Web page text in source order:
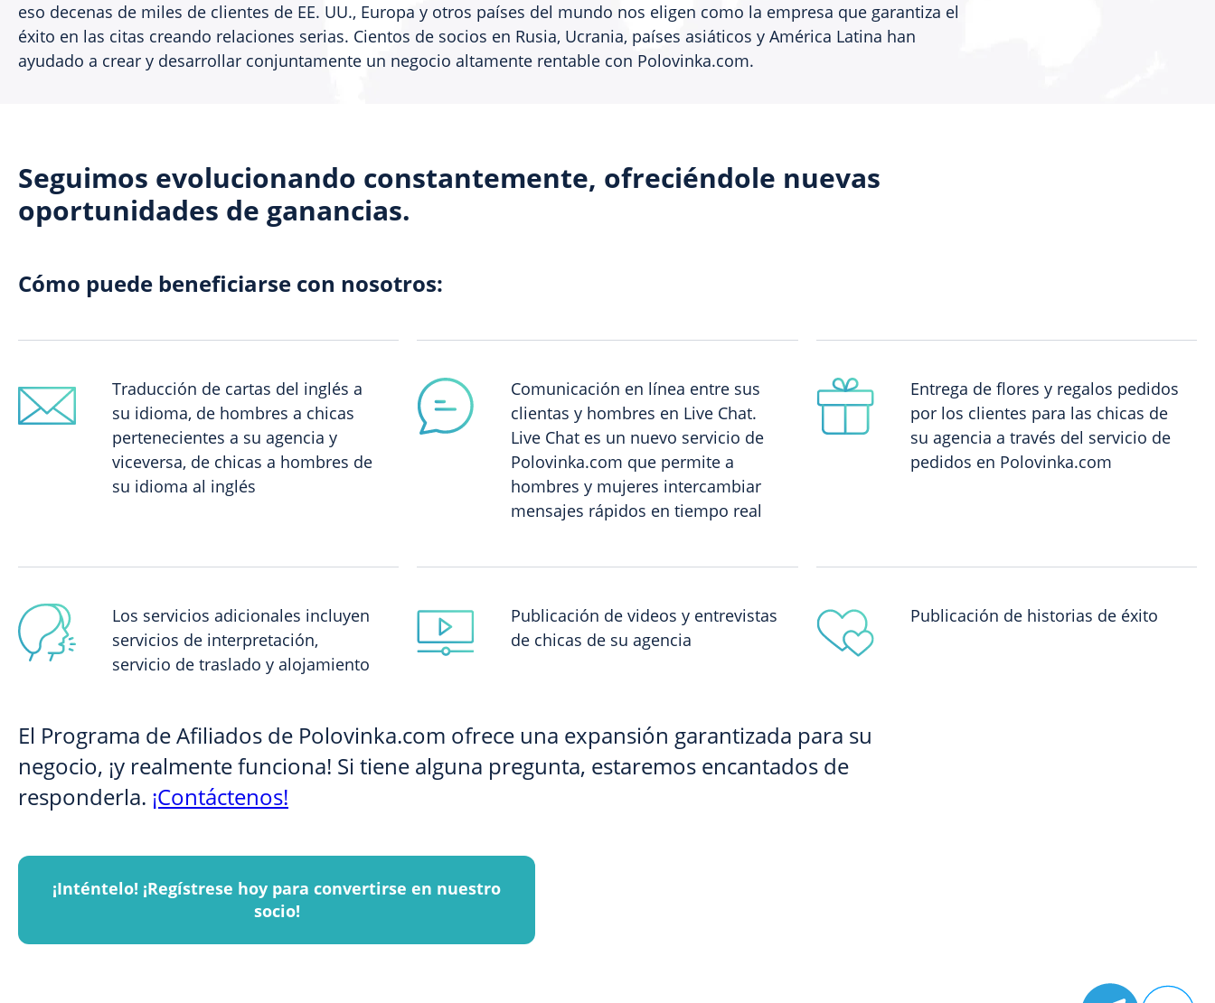
eso decenas de miles de clientes de EE. UU., Europa y otros países del mundo nos eligen como la empresa que garantiza el
éxito en las citas creando relaciones serias. Cientos de socios en Rusia, Ucrania, países asiáticos y América Latina han
ayudado a crear y desarrollar conjuntamente un negocio altamente rentable con Polovinka.com.
Seguimos evolucionando constantemente, ofreciéndole nuevas
oportunidades de ganancias.
Cómo puede beneficiarse con nosotros:
Traducción de cartas del inglés a
su idioma, de hombres a chicas
pertenecientes a su agencia y
viceversa, de chicas a hombres de
su idioma al inglés
Comunicación en línea entre sus
clientas y hombres en Live Chat.
Live Chat es un nuevo servicio de
Polovinka.com que permite a
hombres y mujeres intercambiar
mensajes rápidos en tiempo real
Entrega de flores y regalos pedidos
por los clientes para las chicas de
su agencia a través del servicio de
pedidos en Polovinka.com
Los servicios adicionales incluyen
servicios de interpretación,
servicio de traslado y alojamiento
Publicación de videos y entrevistas
de chicas de su agencia
Publicación de historias de éxito
El Programa de Afiliados de Polovinka.com ofrece una expansión garantizada para su
negocio, ¡y realmente funciona! Si tiene alguna pregunta, estaremos encantados de
responderla. ¡Contáctenos!
¡Inténtelo! ¡Regístrese hoy para convertirse en nuestro
socio!